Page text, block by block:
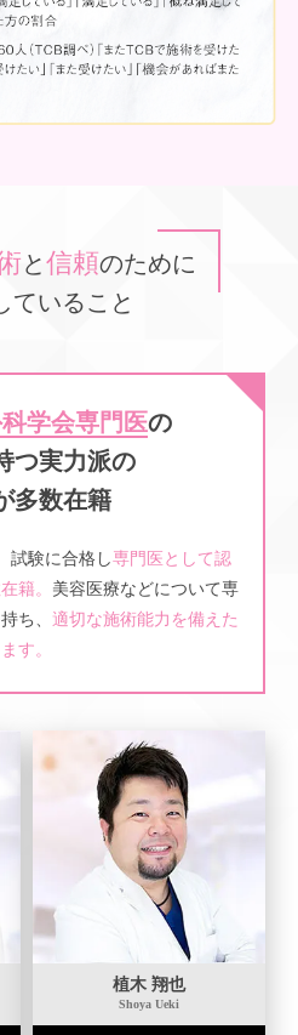
と信頼のために
ていること
学会専門医の
つ実力派の
多数在籍
試験に合格し専門医として認
籍。 美容医療などについて専
ち、 適切な施術能力を備えた
す。
植木 翔也
Shoya Ueki